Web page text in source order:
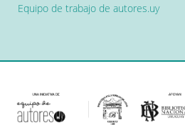
Equipo de trabajo de autores.uy